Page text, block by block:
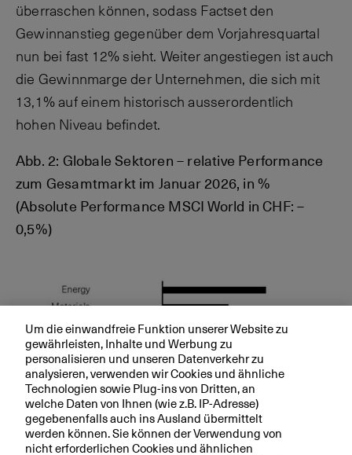
überraschen können, sodass Factset den
Gewinnanstieg gegenüber dem Vorjahresquartal
nun bei fast 12% sieht. Weiter angestiegen ist auch
die Gewinnmarge der Unternehmen, die sich mit
13,1% auf einem historisch ausserordentlich
hohen Niveau befindet.
Abb. 2: Globale Sektoren – relative Performance
zum Gesamtmarkt im Januar 2026, in %
(Absolute Performance MSCI World in CHF: –
0,5%)
Um die einwandfreie Funktion unserer Website zu
gewährleisten, Inhalte und Werbung zu
personalisieren und unseren Datenverkehr zu
analysieren, verwenden wir Cookies und ähnliche
Technologien sowie Plug-ins von Dritten, an
welche Daten von Ihnen (wie z.B. IP-Adresse)
gegebenenfalls auch ins Ausland übermittelt
werden können. Sie können der Verwendung von
nicht erforderlichen Cookies und ähnlichen